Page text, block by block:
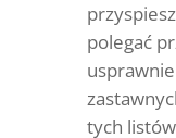
polegać
tych